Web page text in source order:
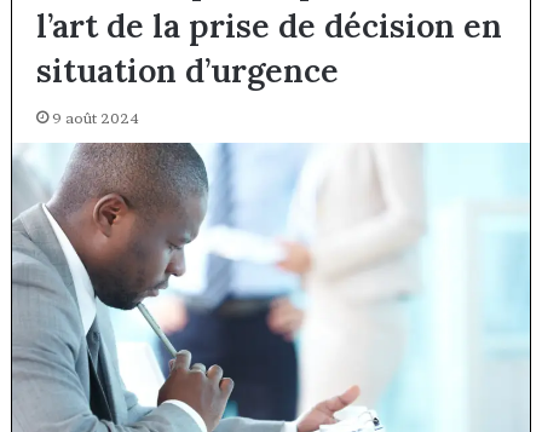
l’art de la prise de décision en
situation d’urgence
9 août 2024